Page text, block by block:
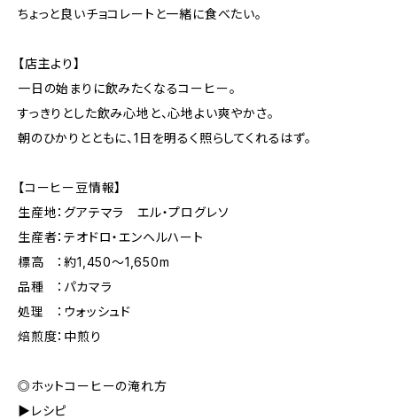
ちょっと良いチョコレートと一緒に食べたい。
【店主より】
一日の始まりに飲みたくなるコーヒー。
すっきりとした飲み心地と、心地よい爽やかさ。
朝のひかりとともに、1日を明るく照らしてくれるはず。
【コーヒー豆情報】
生産地：グアテマラ エル・プログレソ
生産者：テオドロ・エンヘルハート
標高 ：約1,450～1,650m
品種 ：パカマラ
処理 ：ウォッシュド
焙煎度：中煎り
◎ホットコーヒーの淹れ方
▶︎レシピ